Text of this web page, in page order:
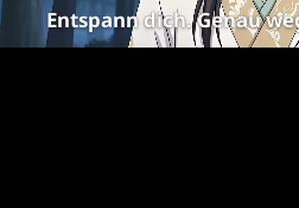
Entspann dich. Genau